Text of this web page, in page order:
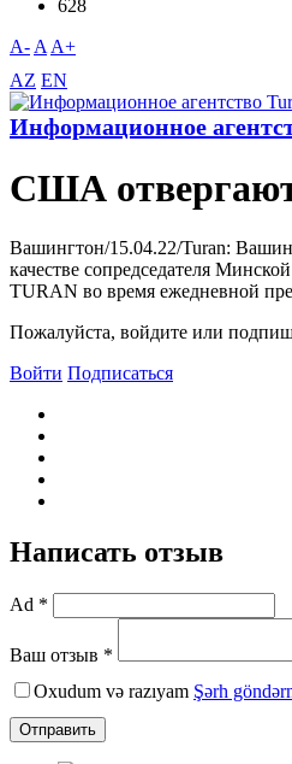
628
A- A A+
AZ EN
Информационное
США отвергают
Вашингтон/15.04.22/Turan:
качестве сопредседателя
TURAN во время ежедневной
Пожалуйста, войдите или
Войти Подписаться
Написать отзыв
Ad *
Ваш отзыв *
Oxudum və razıyam Şərh
Отправить